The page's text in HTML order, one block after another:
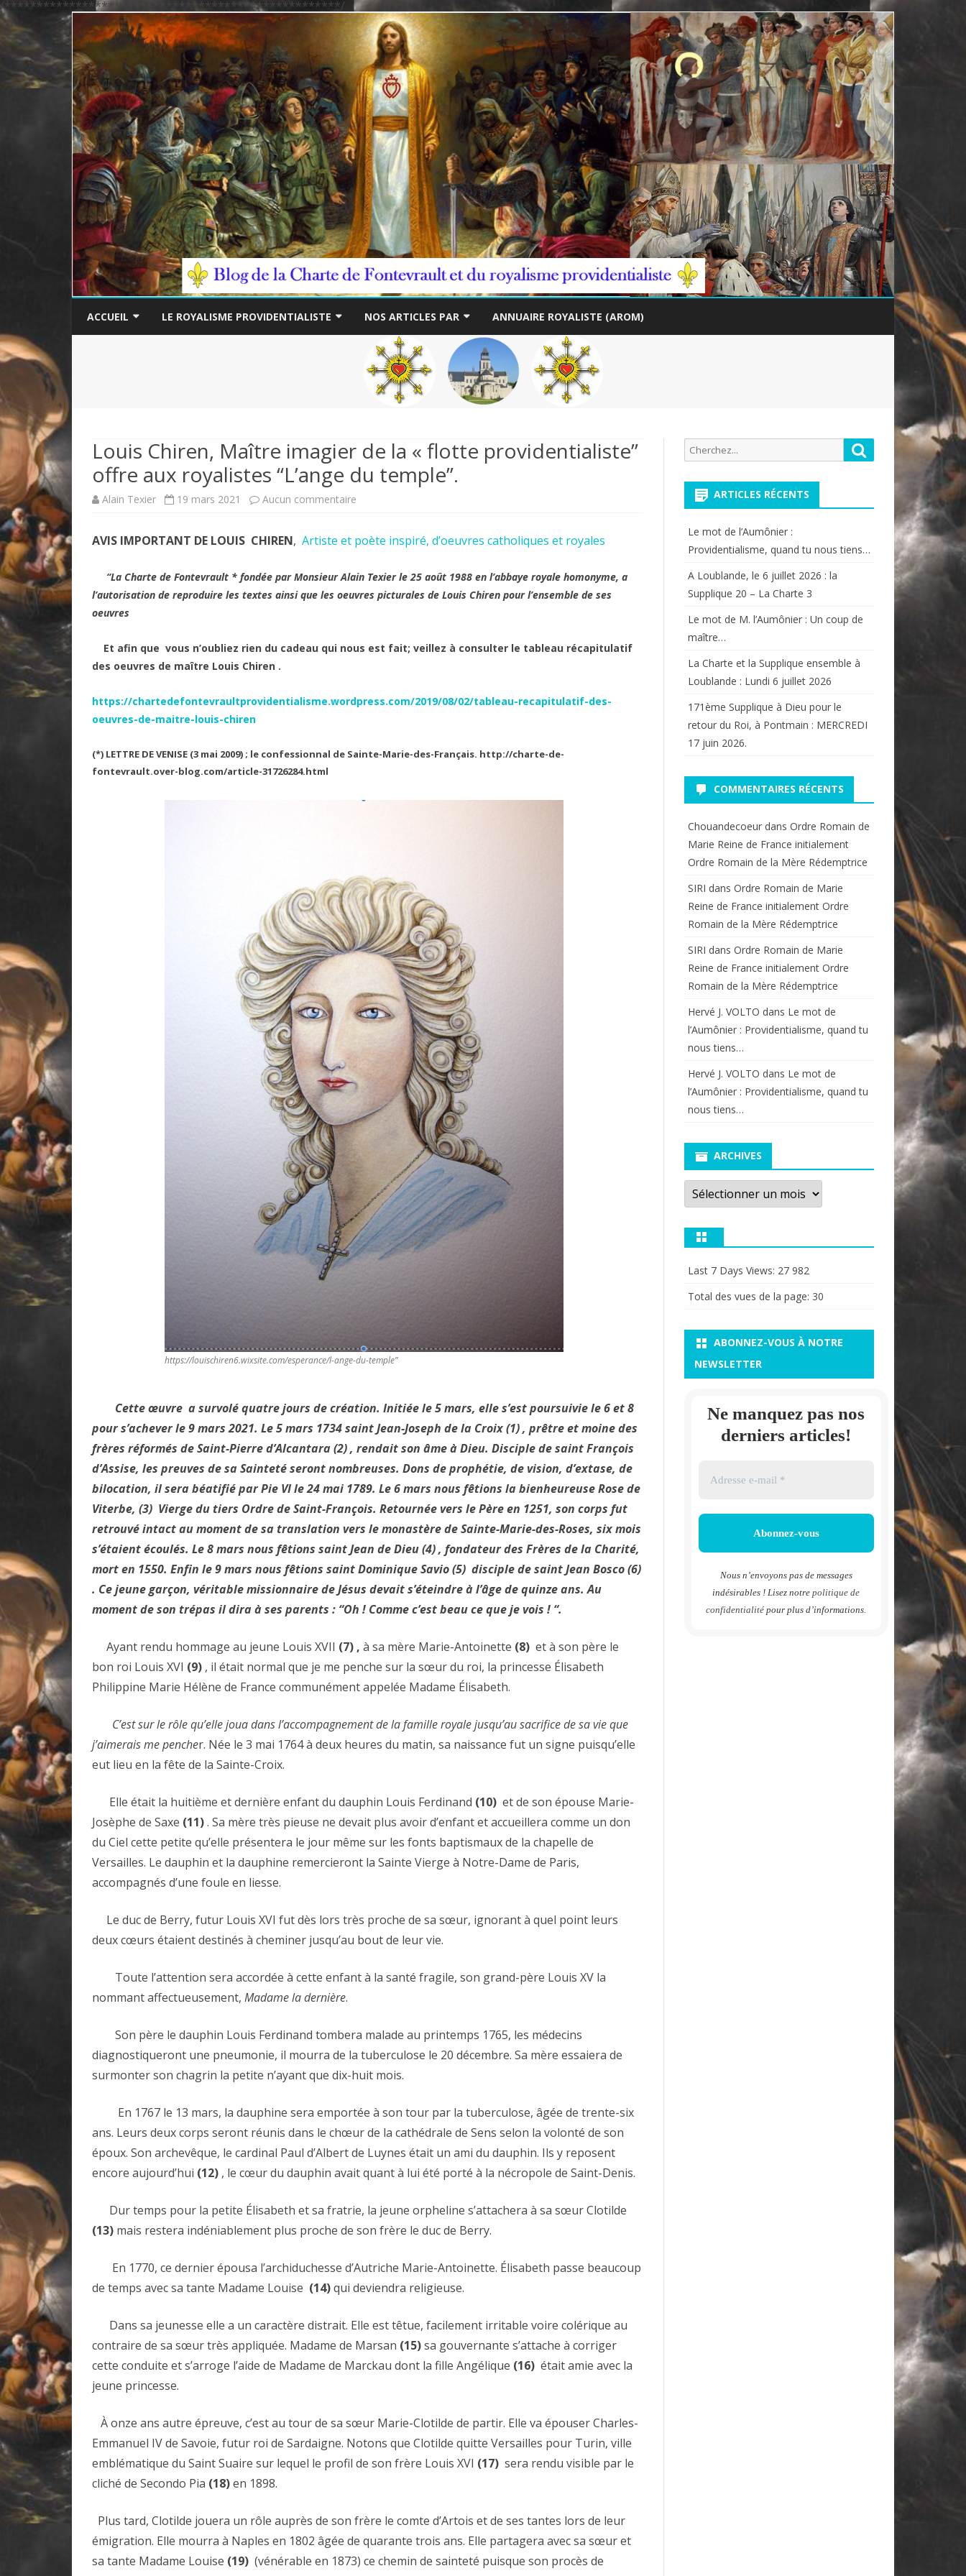
/****************************************************/
to
ACCUEIL LE ROYALISME PROVIDENTIALISTE NOS ARTICLES PAR
THÉME
AUTEUR
ANNUAIRE ROYALISTE (AROM)
Louis Chiren, Maître imagier de la « flotte providentialiste”
offre aux royalistes “L’ange du temple”.
Alain Texier 19 mars 2021 Aucun commentaire
Chiren,
Maître
imagier
la
flotte
offre
royalistes
temple”.
AVIS IMPORTANT DE LOUIS CHIREN, Artiste et poète inspiré, d’oeuvres catholiques et royales
“La Charte de Fontevrault * fondée par Monsieur Alain Texier le 25 août 1988 en l’abbaye royale homonyme, a
l’autorisation de reproduire les textes ainsi que les oeuvres picturales de Louis Chiren pour l’ensemble de ses
oeuvres
Et afin que vous n’oubliez rien du cadeau qui nous est fait; veillez à consulter le tableau récapitulatif
des oeuvres de maître Louis Chiren .
https://chartedefontevraultprovidentialisme.wordpress.com/2019/08/02/tableau-recapitulatif-des-
oeuvres-de-maitre-louis-chiren
(*) LETTRE DE VENISE (3 mai 2009) ; le confessionnal de Sainte-Marie-des-Français. http://charte-de-
fontevrault.over-blog.com/article-31726284.html
https://louischiren6.wixsite.com/esperance/l-ange-du-temple”
Cette œuvre a survolé quatre jours de création. Initiée le 5 mars, elle s’est poursuivie le 6 et 8
pour s’achever le 9 mars 2021. Le 5 mars 1734 saint Jean-Joseph de la Croix (1) , prêtre et moine des
frères réformés de Saint-Pierre d’Alcantara (2) , rendait son âme à Dieu. Disciple de saint François
d’Assise, les preuves de sa Sainteté seront nombreuses. Dons de prophétie, de vision, d’extase, de
bilocation, il sera béatifié par Pie VI le 24 mai 1789. Le 6 mars nous fêtions la bienheureuse Rose de
Viterbe, (3) Vierge du tiers Ordre de Saint-François. Retournée vers le Père en 1251, son corps fut
retrouvé intact au moment de sa translation vers le monastère de Sainte-Marie-des-Roses, six mois
s’étaient écoulés. Le 8 mars nous fêtions saint Jean de Dieu (4) , fondateur des Frères de la Charité,
mort en 1550. Enfin le 9 mars nous fêtions saint Dominique Savio (5) disciple de saint Jean Bosco (6)
. Ce jeune garçon, véritable missionnaire de Jésus devait s’éteindre à l’âge de quinze ans. Au
moment de son trépas il dira à ses parents : “Oh ! Comme c’est beau ce que je vois ! “.
Ayant rendu hommage au jeune Louis XVII (7) , à sa mère Marie-Antoinette (8) et à son père le
bon roi Louis XVI (9) , il était normal que je me penche sur la sœur du roi, la princesse Élisabeth
Philippine Marie Hélène de France communément appelée Madame Élisabeth.
C’est sur le rôle qu’elle joua dans l’accompagnement de la famille royale jusqu’au sacrifice de sa vie que
j’aimerais me pencher. Née le 3 mai 1764 à deux heures du matin, sa naissance fut un signe puisqu’elle
eut lieu en la fête de la Sainte-Croix.
Elle était la huitième et dernière enfant du dauphin Louis Ferdinand (10) et de son épouse Marie-
Josèphe de Saxe (11). Sa mère très pieuse ne devait plus avoir d’enfant et accueillera comme un don
du Ciel cette petite qu’elle présentera le jour même sur les fonts baptismaux de la chapelle de
Versailles. Le dauphin et la dauphine remercieront la Sainte Vierge à Notre-Dame de Paris,
accompagnés d’une foule en liesse.
Le duc de Berry, futur Louis XVI fut dès lors très proche de sa sœur, ignorant à quel point leurs
deux cœurs étaient destinés à cheminer jusqu’au bout de leur vie.
Toute l’attention sera accordée à cette enfant à la santé fragile, son grand-père Louis XV la
nommant affectueusement, Madame la dernière.
Son père le dauphin Louis Ferdinand tombera malade au printemps 1765, les médecins
diagnostiqueront une pneumonie, il mourra de la tuberculose le 20 décembre. Sa mère essaiera de
surmonter son chagrin la petite n’ayant que dix-huit mois.
En 1767 le 13 mars, la dauphine sera emportée à son tour par la tuberculose, âgée de trente-six
ans. Leurs deux corps seront réunis dans le chœur de la cathédrale de Sens selon la volonté de son
époux. Son archevêque, le cardinal Paul d’Albert de Luynes était un ami du dauphin. Ils y reposent
encore aujourd’hui (12) , le cœur du dauphin avait quant à lui été porté à la nécropole de Saint-Denis.
Dur temps pour la petite Élisabeth et sa fratrie, la jeune orpheline s’attachera à sa sœur Clotilde
(13) mais restera indéniablement plus proche de son frère le duc de Berry.
En 1770, ce dernier épousa l’archiduchesse d’Autriche Marie-Antoinette. Élisabeth passe beaucoup
de temps avec sa tante Madame Louise (14)qui deviendra religieuse.
Dans sa jeunesse elle a un caractère distrait. Elle est têtue, facilement irritable voire colérique au
contraire de sa sœur très appliquée. Madame de Marsan (15)sa gouvernante s’attache à corriger
cette conduite et s’arroge l’aide de Madame de Marckau dont la fille Angélique (16) était amie avec la
jeune princesse.
À onze ans autre épreuve, c’est au tour de sa sœur Marie-Clotilde de partir. Elle va épouser Charles-
Emmanuel IV de Savoie, futur roi de Sardaigne. Notons que Clotilde quitte Versailles pour Turin, ville
emblématique du Saint Suaire sur lequel le profil de son frère Louis XVI (17) sera rendu visible par le
cliché de Secondo Pia (18)en 1898.
Plus tard, Clotilde jouera un rôle auprès de son frère le comte d’Artois et de ses tantes lors de leur
émigration. Elle mourra à Naples en 1802 âgée de quarante trois ans. Elle partagera avec sa sœur et
sa tante Madame Louise (19) (vénérable en 1873) ce chemin de sainteté puisque son procès de
Recherche
pour:
Rechercher
ARTICLES RÉCENTS
Le mot de l’Aumônier :
Providentialisme, quand tu nous tiens…
A Loublande, le 6 juillet 2026 : la
Supplique 20 – La Charte 3
Le mot de M. l’Aumônier : Un coup de
maître…
La Charte et la Supplique ensemble à
Loublande : Lundi 6 juillet 2026
171ème Supplique à Dieu pour le
retour du Roi, à Pontmain : MERCREDI
17 juin 2026.
COMMENTAIRES RÉCENTS
Chouandecoeurdans Ordre Romain de
Marie Reine de France initialement
Ordre Romain de la Mère Rédemptrice
SIRI dans Ordre Romain de Marie
Reine de France initialement Ordre
Romain de la Mère Rédemptrice
SIRI dans Ordre Romain de Marie
Reine de France initialement Ordre
Romain de la Mère Rédemptrice
Hervé J. VOLTO dans Le mot de
l’Aumônier : Providentialisme, quand tu
nous tiens…
Hervé J. VOLTO dans Le mot de
l’Aumônier : Providentialisme, quand tu
nous tiens…
ARCHIVES
Archives
Last 7 Days Views: 27 982
Total des vues de la page: 30
ABONNEZ-VOUS À NOTRE
NEWSLETTER
Ne manquez pas nos
derniers articles!
Nous n’envoyons pas de messages
indésirables ! Lisez notrepolitique de
confidentialité pour plus d’informations.